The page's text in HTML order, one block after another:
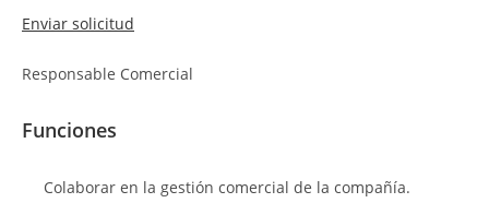
Enviar solicitud
Responsable Comercial
Funciones
Colaborar en la gestión comercial de la compañía.